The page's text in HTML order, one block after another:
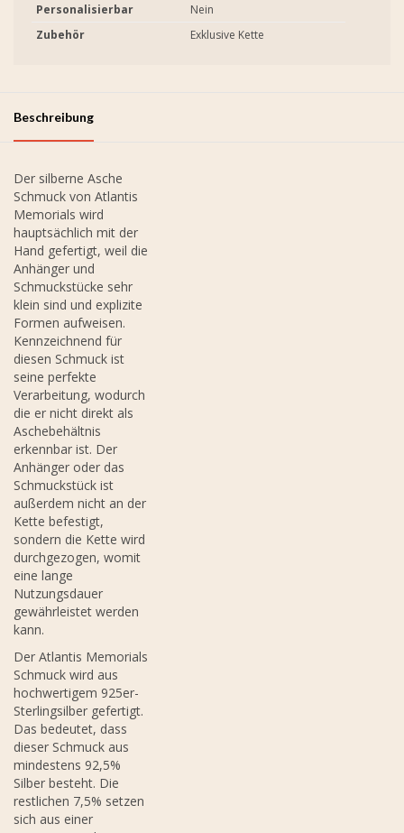
Personalisierbar
Nein
Zubehör
Exklusive Kette
Beschreibung
Der silberne Asche
Schmuck von Atlantis
Memorials wird
hauptsächlich mit der
Hand gefertigt, weil die
Anhänger und
Schmuckstücke sehr
klein sind und explizite
Formen aufweisen.
Kennzeichnend für
diesen Schmuck ist
seine perfekte
Verarbeitung, wodurch
die er nicht direkt als
Aschebehältnis
erkennbar ist. Der
Anhänger oder das
Schmuckstück ist
außerdem nicht an der
Kette befestigt,
sondern die Kette wird
durchgezogen, womit
eine lange
Nutzungsdauer
gewährleistet werden
kann.
Der Atlantis Memorials
Schmuck wird aus
hochwertigem 925er-
Sterlingsilber gefertigt.
Das bedeutet, dass
dieser Schmuck aus
mindestens 92,5%
Silber besteht. Die
restlichen 7,5% setzen
sich aus einer